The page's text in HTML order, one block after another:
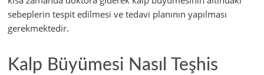
sebeplerin tespit edilmesi ve tedavi planının yapılması
gerekmektedir.
Kalp Büyümesi Nasıl Teşhis